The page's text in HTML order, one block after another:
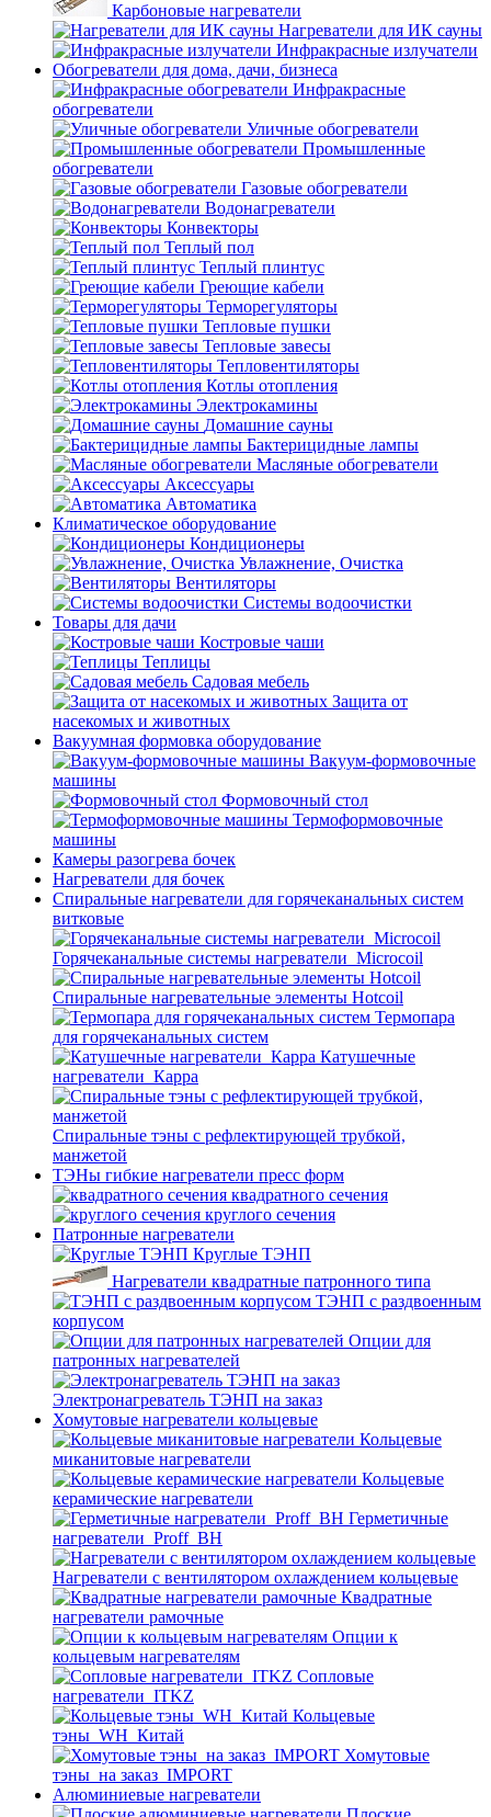
Карбоновые нагреватели
Нагреватели для ИК сауны
Инфракрасные излучатели
Обогреватели для дома, дачи, бизнеса
Инфракрасные
обогреватели
Уличные обогреватели
Промышленные
обогреватели
Газовые обогреватели
Водонагреватели
Конвекторы
Теплый пол
Теплый плинтус
Греющие кабели
Терморегуляторы
Тепловые пушки
Тепловые завесы
Тепловентиляторы
Котлы отопления
Электрокамины
Домашние сауны
Бактерицидные лампы
Масляные обогреватели
Аксессуары
Автоматика
Климатическое оборудование
Кондиционеры
Увлажнение, Очистка
Вентиляторы
Системы водоочистки
Товары для дачи
Костровые чаши
Теплицы
Садовая мебель
Защита от
насекомых и животных
Вакуумная формовка оборудование
Вакуум-формовочные
машины
Формовочный стол
Термоформовочные
машины
Камеры разогрева бочек
Нагреватели для бочек
Спиральные нагреватели для горячеканальных систем
витковые
Горячеканальные системы нагреватели_Microcoil
Спиральные нагревательные элементы Hotcoil
Термопара
для горячеканальных систем
Катушечные
нагреватели_Карра
Спиральные тэны с рефлектирующей трубкой,
манжетой
ТЭНы гибкие нагреватели пресс форм
квадратного сечения
круглого сечения
Патронные нагреватели
Круглые ТЭНП
Нагреватели квадратные патронного типа
ТЭНП с раздвоенным
корпусом
Опции для
патронных нагревателей
Электронагреватель ТЭНП на заказ
Хомутовые нагреватели кольцевые
Кольцевые
миканитовые нагреватели
Кольцевые
керамические нагреватели
Герметичные
нагреватели_Proff_BH
Нагреватели с вентилятором охлаждением кольцевые
Квадратные
нагреватели рамочные
Опции к
кольцевым нагревателям
Cопловые
нагреватели_ITKZ
Кольцевые
тэны_WH_Китай
Хомутовые
тэны_на заказ_IMPORT
Алюминиевые нагреватели